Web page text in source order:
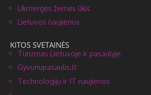
Ukmergės žemės ūkis
Lietuvos naujienos
KITOS SVETAINĖS
Turizmas Lietuvoje ir pasaulyje
Gyvunupasaulis.lt
Technologijų ir IT naujienos